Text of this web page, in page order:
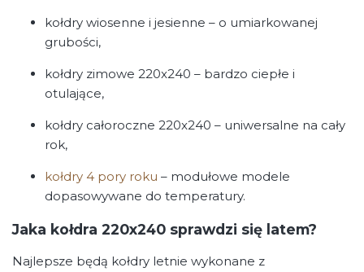
kołdry wiosenne i jesienne – o umiarkowanej
grubości,
kołdry zimowe 220x240 – bardzo ciepłe i
otulające,
kołdry całoroczne 220x240 – uniwersalne na cały
rok,
kołdry 4 pory roku – modułowe modele
dopasowywane do temperatury.
Jaka kołdra 220x240 sprawdzi się latem?
Najlepsze będą kołdry letnie wykonane z